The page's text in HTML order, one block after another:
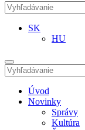
SK
HU
Úvod
Novinky
Správy
Kultúra